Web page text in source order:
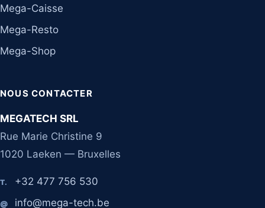
Mega-Caisse
Mega-Resto
Mega-Shop
NOUS CONTACTER
MEGATECH SRL
Rue Marie Christine 9
1020 Laeken — Bruxelles
T. +32 477 756 530
@ info@mega-tech.be